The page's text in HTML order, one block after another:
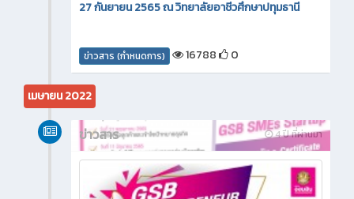
27 กันยายน 2565 ณ วิทยาลัยอาชีวศึกษาปทุมธานี
ข่าวสาร (กำหนดการ) 16788 0
เมษายน 2022
4 ปี ที่ผ่านมา
ข่าวสาร